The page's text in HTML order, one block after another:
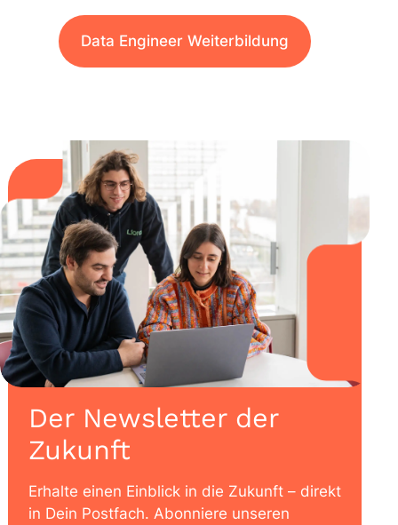
Data Engineer Weiterbildung
Der Newsletter der
Zukunft
Erhalte einen Einblick in die Zukunft – direkt
in Dein Postfach. Abonniere unseren